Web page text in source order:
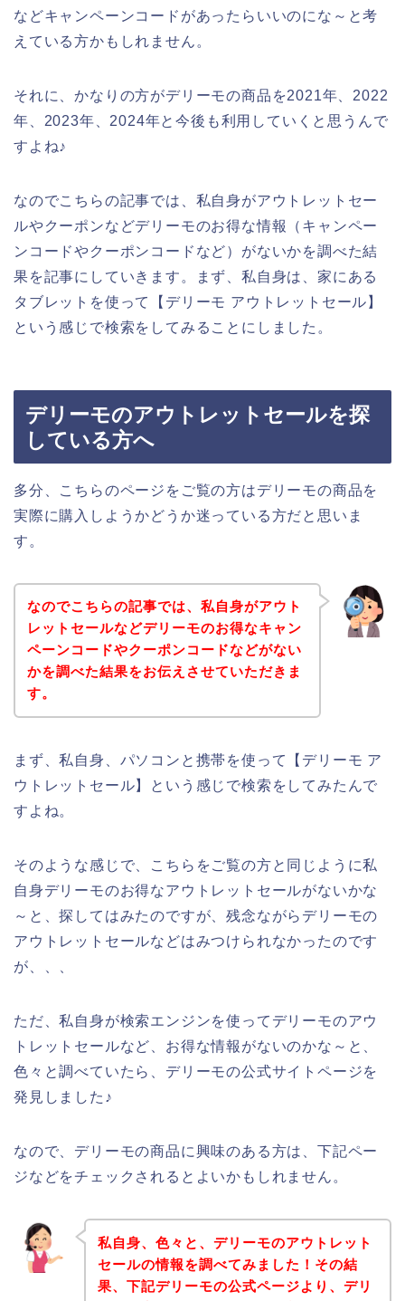
などキャンペーンコードがあったらいいのにな～と考
えている方かもしれません。
それに、かなりの方がデリーモの商品を2021年、2022
年、2023年、2024年と今後も利用していくと思うんで
すよね♪
なのでこちらの記事では、私自身がアウトレットセー
ルやクーポンなどデリーモのお得な情報（キャンペー
ンコードやクーポンコードなど）がないかを調べた結
果を記事にしていきます。まず、私自身は、家にある
タブレットを使って【デリーモ アウトレットセール】
という感じで検索をしてみることにしました。
デリーモのアウトレットセールを探
している方へ
多分、こちらのページをご覧の方はデリーモの商品を
実際に購入しようかどうか迷っている方だと思いま
す。
なのでこちらの記事では、私自身がアウト
レットセールなどデリーモのお得なキャン
ペーンコードやクーポンコードなどがない
かを調べた結果をお伝えさせていただきま
す。
まず、私自身、パソコンと携帯を使って【デリーモ ア
ウトレットセール】という感じで検索をしてみたんで
すよね。
そのような感じで、こちらをご覧の方と同じように私
自身デリーモのお得なアウトレットセールがないかな
～と、探してはみたのですが、残念ながらデリーモの
アウトレットセールなどはみつけられなかったのです
が、、、
ただ、私自身が検索エンジンを使ってデリーモのアウ
トレットセールなど、お得な情報がないのかな～と、
色々と調べていたら、デリーモの公式サイトページを
発見しました♪
なので、デリーモの商品に興味のある方は、下記ペー
ジなどをチェックされるとよいかもしれません。
私自身、色々と、デリーモのアウトレット
セールの情報を調べてみました！その結
果、下記デリーモの公式ページより、デリ